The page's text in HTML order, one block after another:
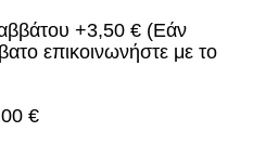
+3,50 € (Εάν
επικοινωνήστε με το
€